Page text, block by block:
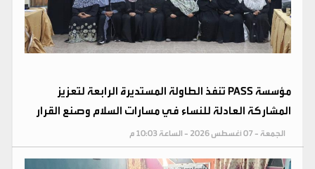
مؤسسة PASS تنفذ الطاولة المستديرة الرابعة لتعزيز
المشاركة العادلة للنساء في مسارات السلام وصنع القرار
الجمعة - 07 أغسطس 2026 - الساعة 10:03 م